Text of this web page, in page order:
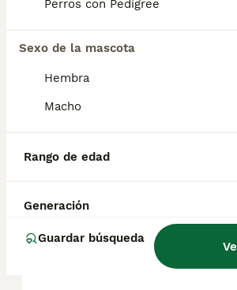
Perros con Pedigree
Sexo de la mascota
Hembra
Macho
Rango de edad
Generación
Guardar búsqueda
y deportes por parte de los
¿Es raro el Chesapeake
un retriever de la bahía
Chesapeake y un
retriever?